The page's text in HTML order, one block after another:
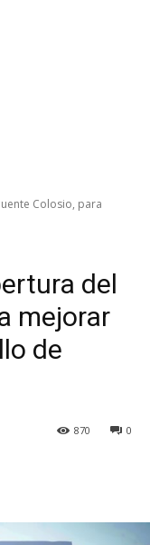
Colosio, para
del
mejorar
de
0
870